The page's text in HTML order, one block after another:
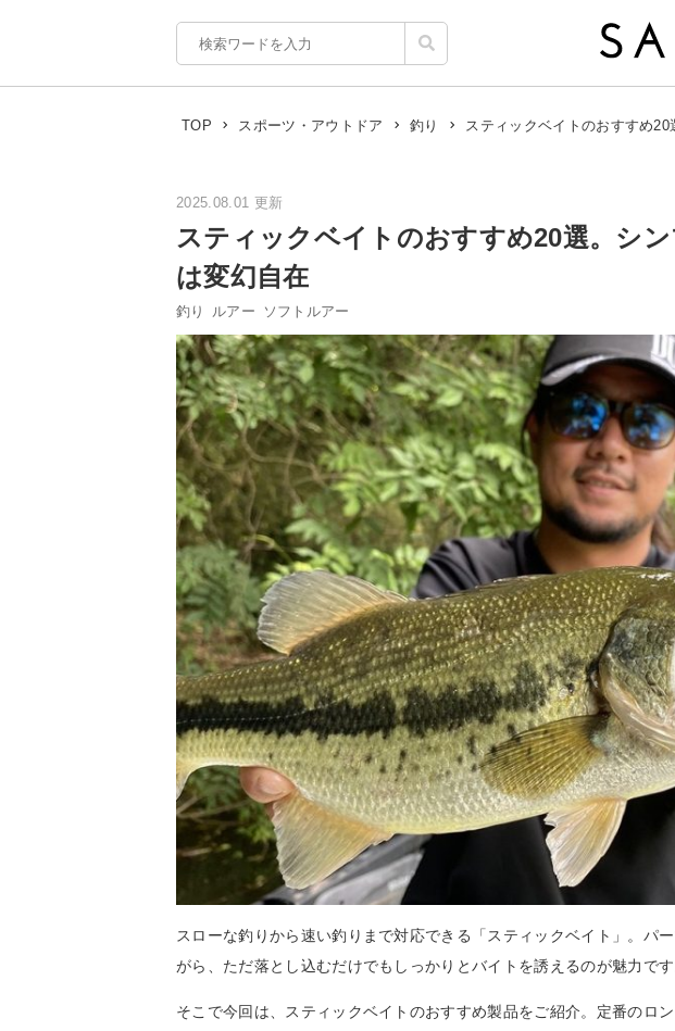
TOP スポーツ・アウトドア 釣り スティックベイトのおすすめ
2025.08.01 更新
スティックベイトのおすすめ20選。シ
は変幻自在
釣り ルアー ソフトルアー
スローな釣りから速い釣りまで対応できる「スティックベイト」。パ
がら、ただ落とし込むだけでもしっかりとバイトを誘えるのが魅力です
そこで今回は、スティックベイトのおすすめ製品をご紹介。定番のロ